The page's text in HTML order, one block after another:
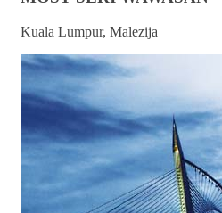
Kuala Lumpur, Malezija